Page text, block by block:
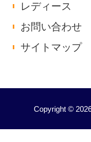
レディース
お問い合わせ
サイトマップ
Copyright ©